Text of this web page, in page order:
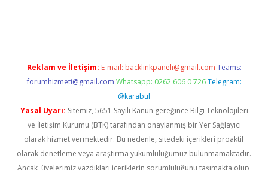
Reklam ve İletişim: E-mail: backlinkpaneli@gmail.com Teams:
forumhizmeti@gmail.com Whatsapp: 0262 606 0 726 Telegram:
@karabul
Yasal Uyarı: Sitemiz, 5651 Sayılı Kanun gereğince Bilgi Teknolojileri
ve İletişim Kurumu (BTK) tarafından onaylanmış bir Yer Sağlayıcı
olarak hizmet vermektedir. Bu nedenle, sitedeki içerikleri proaktif
olarak denetleme veya araştırma yükümlülüğümüz bulunmamaktadır.
Ancak, üyelerimiz yazdıkları içeriklerin sorumluluğunu taşımakta olup,